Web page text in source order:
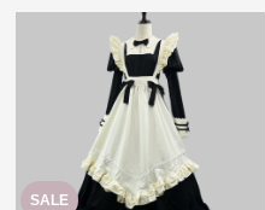
SALE